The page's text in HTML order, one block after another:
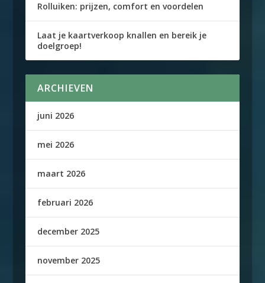
Rolluiken: prijzen, comfort en voordelen
Laat je kaartverkoop knallen en bereik je
doelgroep!
ARCHIEVEN
juni 2026
mei 2026
maart 2026
februari 2026
december 2025
november 2025